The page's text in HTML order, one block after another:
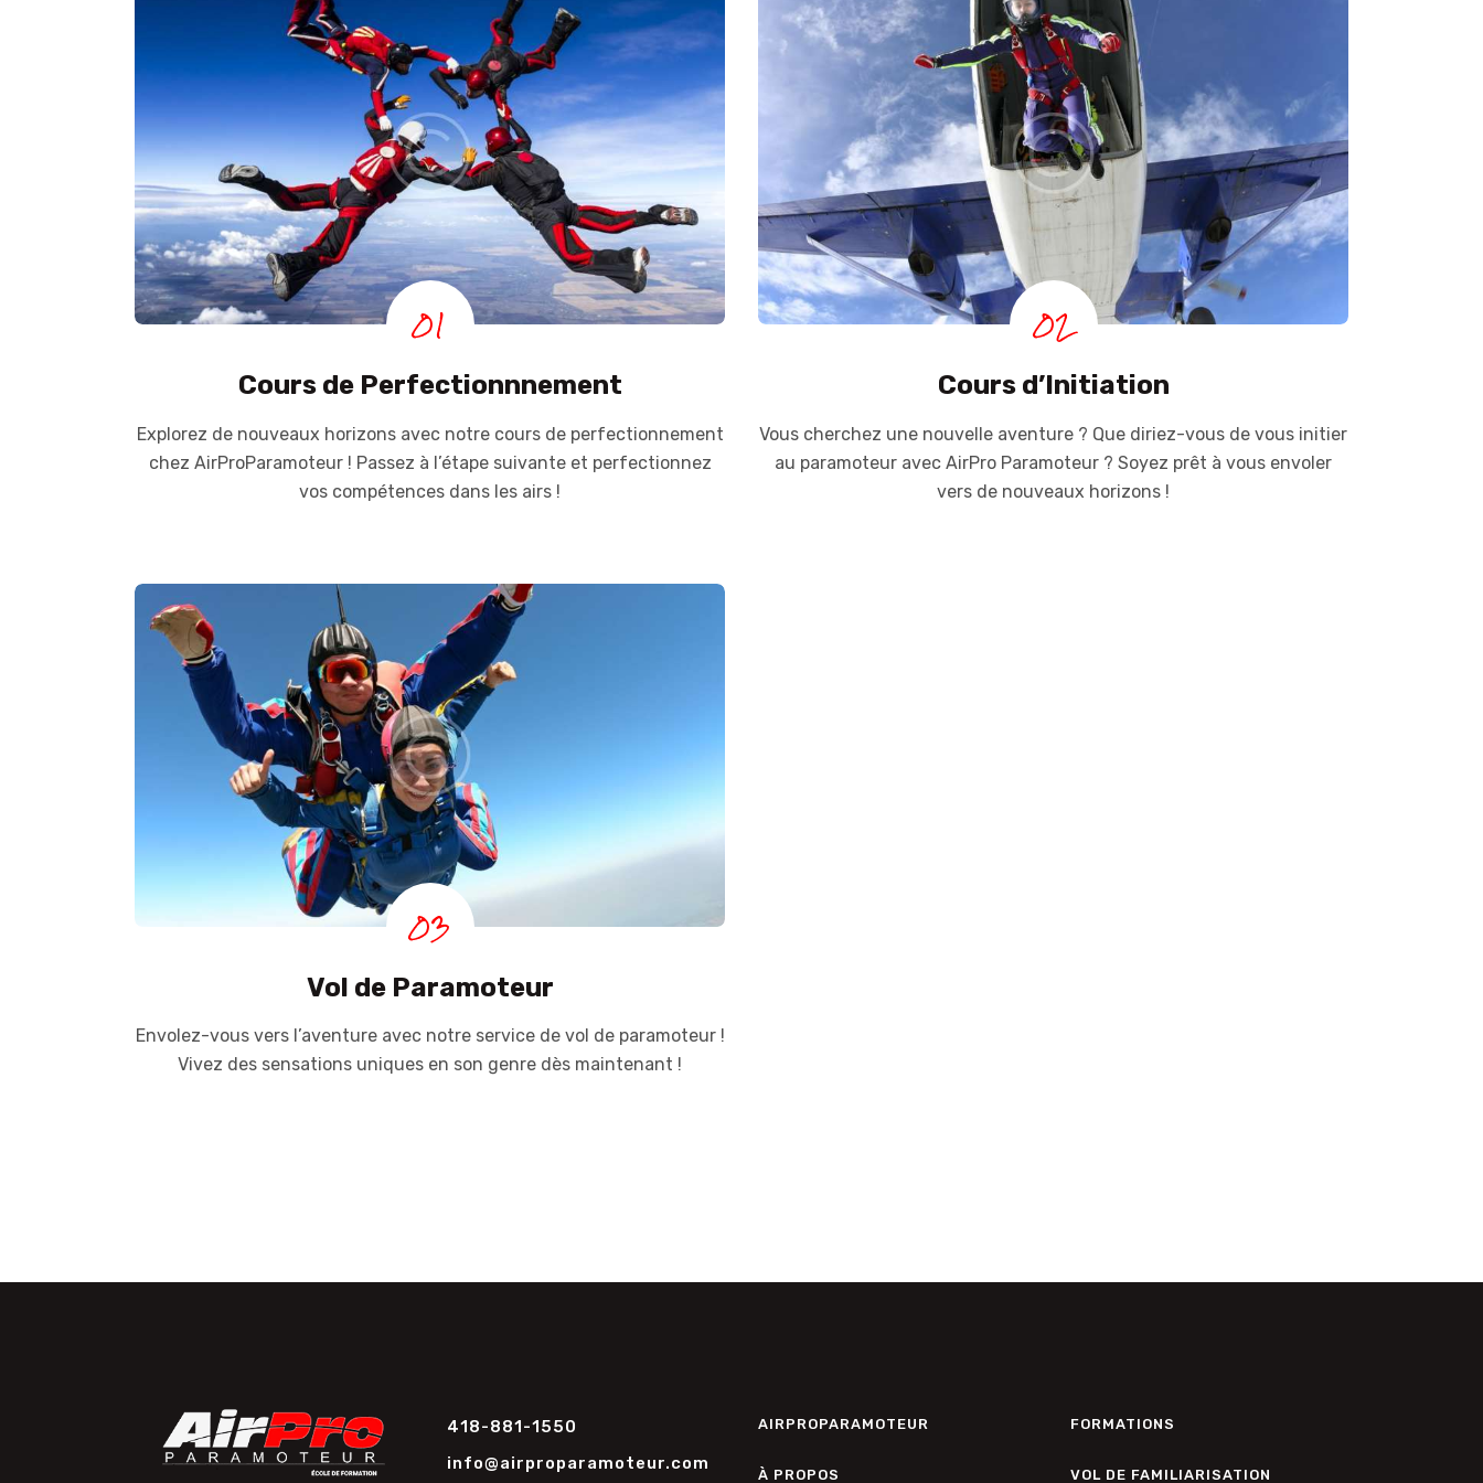
01
Cours de Perfectionnnement
Explorez de nouveaux horizons avec notre cours de perfectionnement
chez AirProParamoteur ! Passez à l’étape suivante et perfectionnez
vos compétences dans les airs !
02
Cours d’Initiation
Vous cherchez une nouvelle aventure ? Que diriez-vous de vous initier
au paramoteur avec AirPro Paramoteur ? Soyez prêt à vous envoler
vers de nouveaux horizons !
03
Vol de Paramoteur
Envolez-vous vers l’aventure avec notre service de vol de paramoteur !
Vivez des sensations uniques en son genre dès maintenant !
info@airproparamoteur.com
418-881-1550 AIRPROPARAMOTEUR
À PROPOS
FORMATIONS
VOL DE FAMILIARISATION